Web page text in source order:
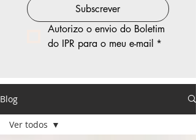
Subscrever
Autorizo o envio do Boletim
do IPR para o meu e-mail *
Blog
Ver todos